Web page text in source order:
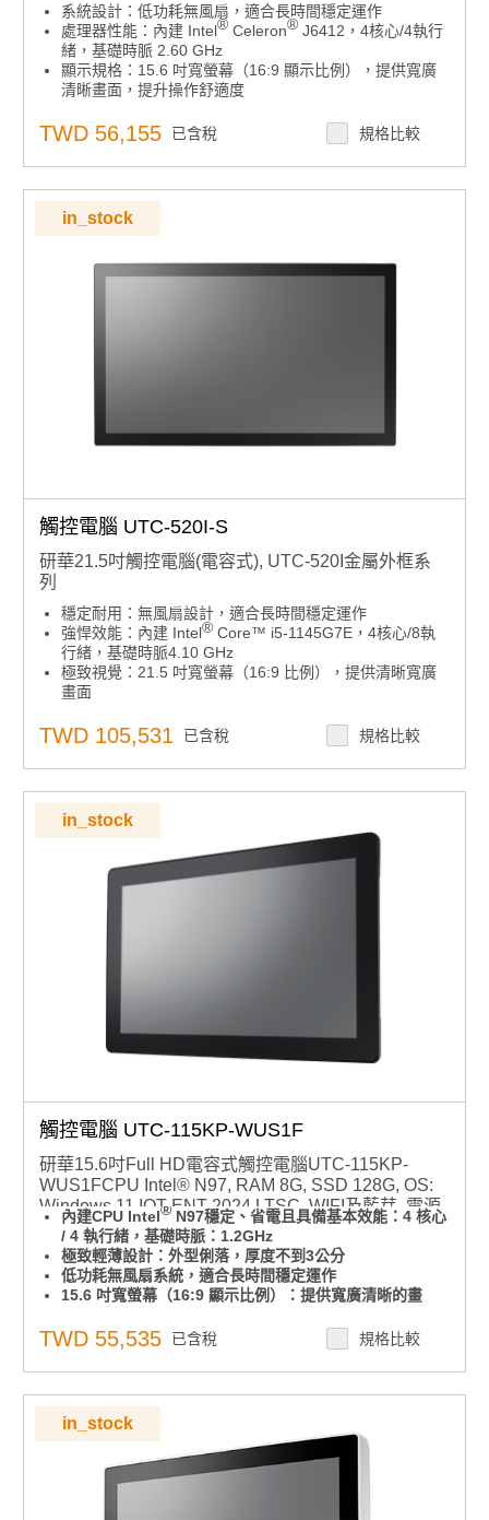
系統設計：低功耗無風扇，適合長時間穩定運作
處理器性能：內建 Intel® Celeron® J6412，4核心/4執行
緒，基礎時脈 2.60 GHz
顯示規格：15.6 吋寬螢幕（16:9 顯示比例），提供寬廣
清晰畫面，提升操作舒適度
半戶外多種場合
機殼設計：一體成型鋁框，堅固耐用
擺放彈性：可橫放或直立使用，適應多種空間需求
安裝標準：符合 VESA 100 mm 標準安裝孔，滿足多元安
裝需求
整合便利：側邊導槽設計，方便週邊設備整合
TWD 56,155 已含稅 規格比較
in_stock
觸控電腦 UTC-520I-S
研華21.5吋觸控電腦(電容式), UTC-520I金屬外框系
列
穩定耐用：無風扇設計，適合長時間穩定運作
強悍效能：內建 Intel® Core™ i5-1145G7E，4核心/8執
行緒，基礎時脈4.10 GHz
極致視覺：21.5 吋寬螢幕（16:9 比例），提供清晰寬廣
畫面
堅固外殼：一體成型鋁框，耐用穩固
靈活擺放：橫放直立皆宜，空間彈性大
多元安裝：符合 VESA 100 mm 標準孔位，安裝方便
周邊整合：側邊導槽設計，便於設備擴充
TWD 105,531 已含稅 規格比較
in_stock
觸控電腦 UTC-115KP-WUS1F
研華15.6吋Full HD電容式觸控電腦UTC-115KP-
WUS1FCPU Intel® N97, RAM 8G, SSD 128G, OS:
Windows 11 IOT ENT 2024 LTSC, WIFI及藍芽, 電源
線（台灣）
內建CPU Intel® N97穩定、省電且具備基本效能：4 核心
/ 4 執行緒，基礎時脈：1.2GHz
極致輕薄設計：外型俐落，厚度不到3公分
低功耗無風扇系統，適合長時間穩定運作
15.6 吋寬螢幕（16:9 顯示比例）：提供寬廣清晰的畫
前面板達 IP65 防水防塵等級：適用於工廠、廚房、戶外
等多種場合
極簡背蓋設計，支援三向 I/O 走線，佈線整齊清爽，維護
更輕鬆
可橫放也可直立使用，不受空間限制，彈性對應各種需求
支援 VESA 100mm 標準壁掛孔：安裝多元，自由擴充不
穩定作業系統：內建 Windows 11 IOT ENT LTSC 2024
TWD 55,535 已含稅 規格比較
in_stock